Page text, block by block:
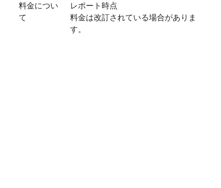
料金につい
て
レポート時点
料金は改訂されている場合がありま
す。